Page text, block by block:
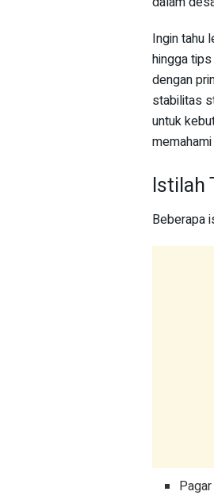
Ingin tahu
hingga
dengan
stabilitas
untuk
Istilah
Beberapa